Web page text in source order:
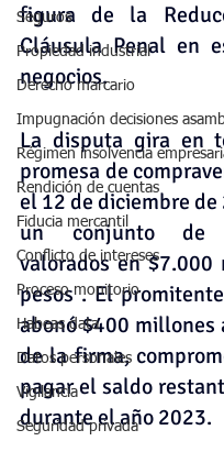
Seguros
Propiedad industrial
Derecho marcario
Impugnación decisiones
Régimen insolvencia
Rendición de cuentas
Fiducia mercantil
Conflicto de intereses
Proceso monitorio
Habeas data
Datos personales
Vigilancia
Seguridad privada
figura de la
Cláusula Penal en
negocios.
La disputa gira en
promesa de
el 12 de diciembre de
un conjunto de
valorados en $7.000
pesos . El
abonó $400 millones
de la firma,
pagar el saldo
durante el año 2023.